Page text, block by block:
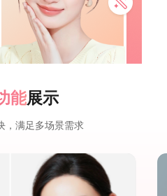
能展示
，满足多场景需求